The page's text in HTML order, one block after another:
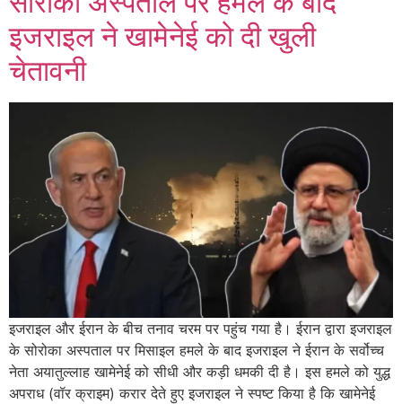
इजराइल ने खामेनेई को दी खुली
चेतावनी
इजराइल और ईरान के बीच तनाव चरम पर पहुंच गया है। ईरान द्वारा इजराइल
के सोरोका अस्पताल पर मिसाइल हमले के बाद इजराइल ने ईरान के सर्वोच्च
नेता अयातुल्लाह खामेनेई को सीधी और कड़ी धमकी दी है। इस हमले को युद्ध
अपराध (वॉर क्राइम) करार देते हुए इजराइल ने स्पष्ट किया है कि खामेनेई